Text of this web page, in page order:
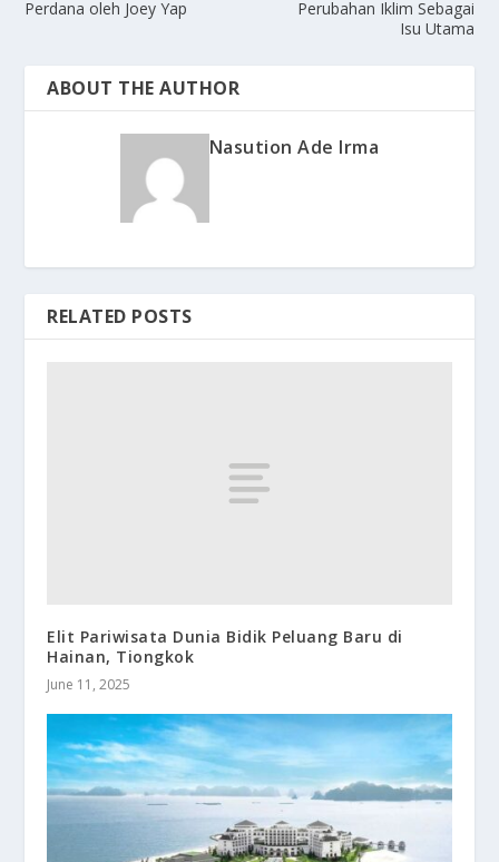
Perdana oleh Joey Yap
Perubahan Iklim Sebagai
Isu Utama
ABOUT THE AUTHOR
Nasution Ade Irma
RELATED POSTS
Elit Pariwisata Dunia Bidik Peluang Baru di
Hainan, Tiongkok
June 11, 2025